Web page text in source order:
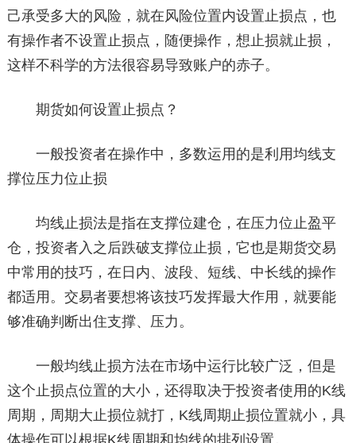
己承受多大的风险，就在风险位置内设置止损点，也
有操作者不设置止损点，随便操作，想止损就止损，
这样不科学的方法很容易导致账户的赤子。
期货如何设置止损点？
一般投资者在操作中，多数运用的是利用均线支
撑位压力位止损
均线止损法是指在支撑位建仓，在压力位止盈平
仓，投资者入之后跌破支撑位止损，它也是期货交易
中常用的技巧，在日内、波段、短线、中长线的操作
都适用。交易者要想将该技巧发挥最大作用，就要能
够准确判断出住支撑、压力。
一般均线止损方法在市场中运行比较广泛，但是
这个止损点位置的大小，还得取决于投资者使用的K线
周期，周期大止损位就打，K线周期止损位置就小，具
体操作可以根据K线周期和均线的排列设置。